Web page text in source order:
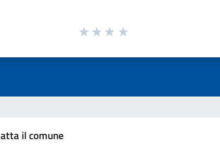
il comune